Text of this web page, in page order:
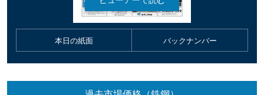
本日の紙面 バックナンバー